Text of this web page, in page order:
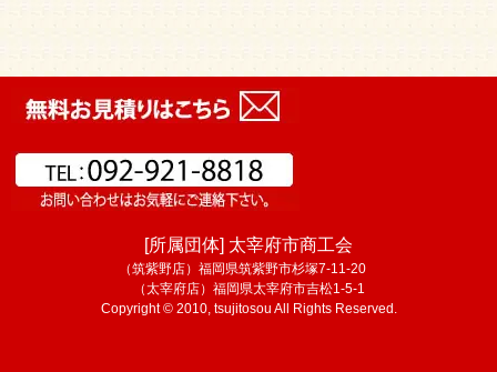
[所属団体] 太宰府市商工会
（筑紫野店）福岡県筑紫野市杉塚7-11-20
（太宰府店）福岡県太宰府市吉松1-5-1
Copyright © 2010, tsujitosou All Rights Reserved.